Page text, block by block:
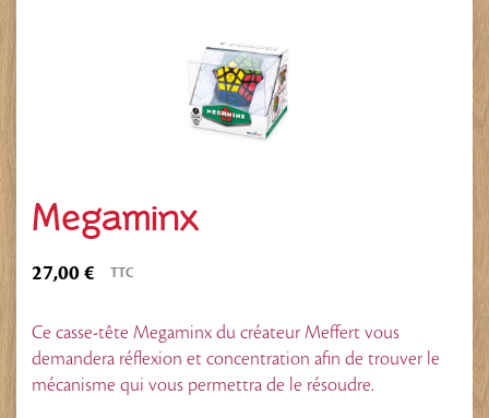
Megaminx
27,00 € TTC
Ce casse-tête Megaminx du créateur Meffert vous
demandera réflexion et concentration afin de trouver le
mécanisme qui vous permettra de le résoudre.